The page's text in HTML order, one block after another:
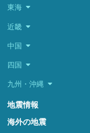
東海
近畿
中国
四国
九州・沖縄
地震情報
海外の地震